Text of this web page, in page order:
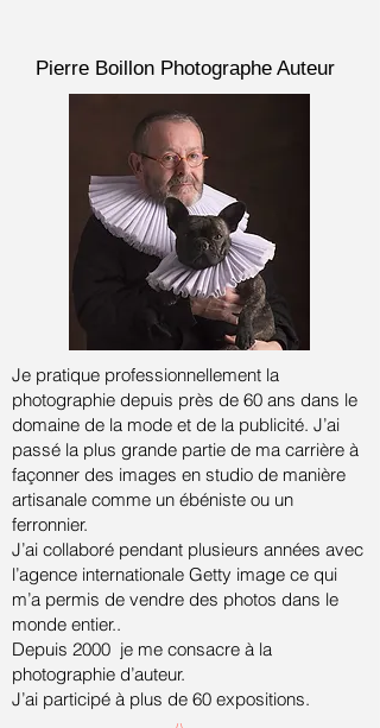
Pierre Boillon Photographe Auteur
Je pratique professionnellement la
photographie depuis près de 60 ans dans le
domaine de la mode et de la publicité. J’ai
passé la plus grande partie de ma carrière à
façonner des images en studio de manière
artisanale comme un ébéniste ou un
ferronnier.
J’ai collaboré pendant plusieurs années avec
l’agence internationale Getty image ce qui
m’a permis de vendre des photos dans le
monde entier..
Depuis 2000 je me consacre à la
photographie d’auteur.
J’ai participé à plus de 60 expositions.